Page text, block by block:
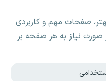
صفحات مهم و کاربردی
نیاز به هر صفحه بر